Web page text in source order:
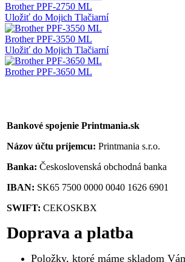
Brother PPF-2750 ML
Uložiť do Mojich Tlačiarní
Brother PPF-3550 ML
Uložiť do Mojich Tlačiarní
Brother PPF-3650 ML
Bankové spojenie Printmania.sk
Názov účtu príjemcu: Printmania s.r.o.
Banka: Československá obchodná banka
IBAN: SK65 7500 0000 0040 1626 6901
SWIFT: CEKOSKBX
Doprava a platba
Položky, ktoré máme skladom